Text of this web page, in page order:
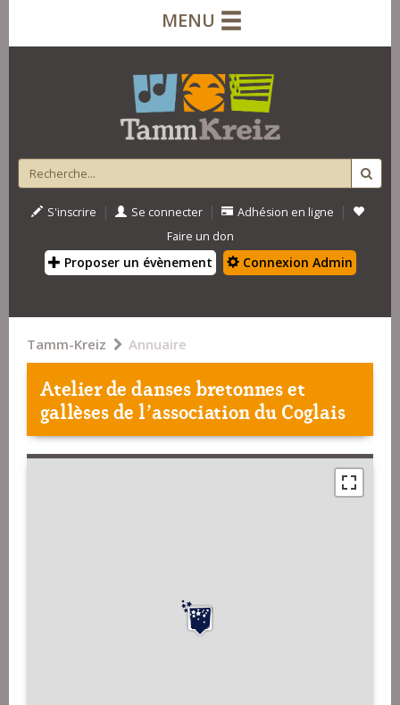
MENU
S'inscrire | Se connecter | Adhésion en ligne |
Faire un don
Proposer un évènement Connexion Admin
Tamm-Kreiz Annuaire
Atelier de danses bretonnes et
gallèses de l’association du Coglais